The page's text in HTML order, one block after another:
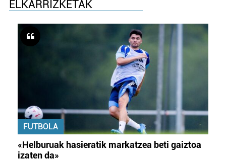
ELKARRIZKETAK
FUTBOLA
«Helburuak hasieratik markatzea beti gaiztoa
izaten da»